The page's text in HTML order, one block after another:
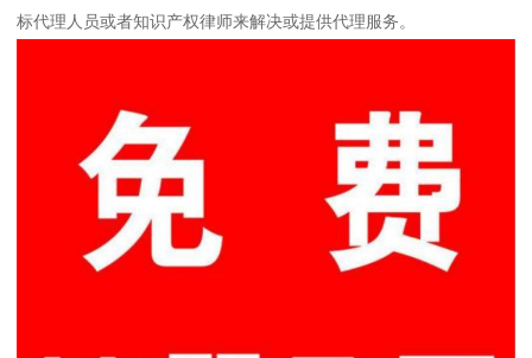
标代理人员或者知识产权律师来解决或提供代理服务。